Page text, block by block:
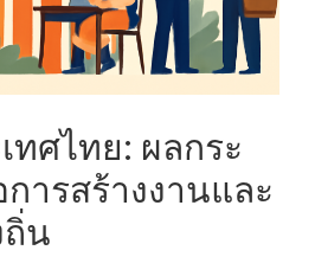
ทศไทย: ผลกระ
ารสร้างงานและ
น